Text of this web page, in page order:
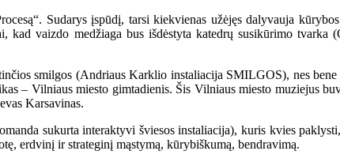
Sudarys įspūdį, tarsi kiekvienas užėjęs dalyvauja kūrybos
vaizdo medžiaga bus išdėstyta katedrų susikūrimo tvarka
smilgos (Andriaus Karklio instaliacija SMILGOS), nes bene
– Vilniaus miesto gimtadienis. Šis Vilniaus miesto muziejus
Karsavinas.
sukurta interaktyvi šviesos instaliacija), kuris kvies
erdvinį ir strateginį mąstymą, kūrybiškumą, bendravimą.